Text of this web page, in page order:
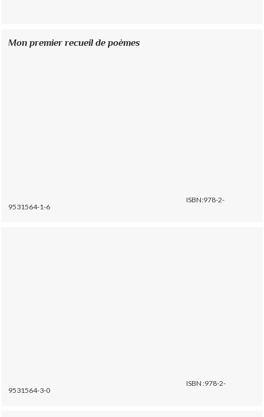
Mon premier recueil de poèmes
ISBN:978-2-
9531564-1-6
ISBN :978-2-
9531564-3-0